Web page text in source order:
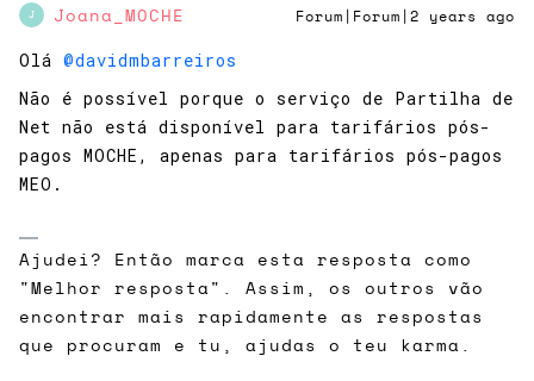
J Joana_MOCHE Forum|Forum|2 years ago
Olá @davidmbarreiros
Não é possível porque o serviço de Partilha de
Net não está disponível para tarifários pós-
pagos MOCHE, apenas para tarifários pós-pagos
MEO.
Ajudei? Então marca esta resposta como
"Melhor resposta". Assim, os outros vão
encontrar mais rapidamente as respostas
que procuram e tu, ajudas o teu karma.